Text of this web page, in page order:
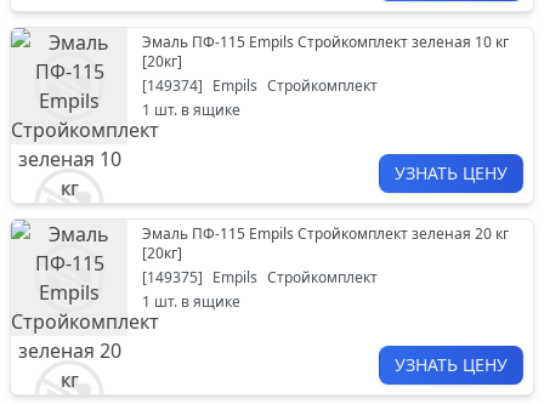
Эмаль ПФ-115 Empils Стройкомплект зеленая 10 кг
[20кг]
[149374] Empils Стройкомплект
1 шт. в ящике
УЗНАТЬ ЦЕНУ
Эмаль ПФ-115 Empils Стройкомплект зеленая 20 кг
[20кг]
[149375] Empils Стройкомплект
1 шт. в ящике
УЗНАТЬ ЦЕНУ